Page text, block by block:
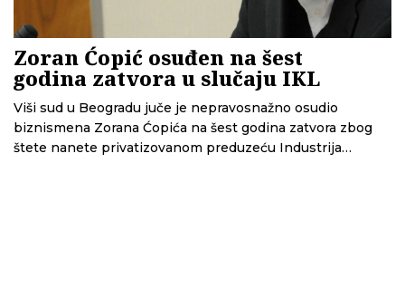
Zoran Ćopić osuđen na šest
godina zatvora u slučaju IKL
Viši sud u Beogradu juče je nepravosnažno osudio
biznismena Zorana Ćopića na šest godina zatvora zbog
štete nanete privatizovanom preduzeću Industrija